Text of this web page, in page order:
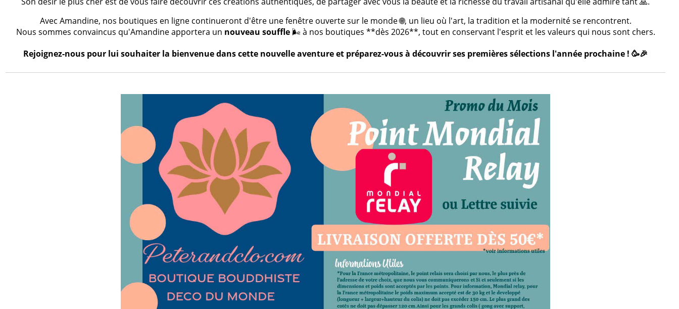
Avec Amandine, nos boutiques en ligne continueront d'être une fenêtre ouverte sur le monde 🌐, un lieu où l'art, la tradition et la modernité se rencontrent.
Nous sommes convaincus qu'Amandine apportera un nouveau souffle🌬️ à nos boutiques **dès 2026**, tout en conservant l'esprit et les valeurs qui nous sont chers.
Rejoignez-nous pour lui souhaiter la bienvenue dans cette nouvelle aventure et préparez-vous à découvrir ses premières sélections l'année prochaine ! 🥳🎉